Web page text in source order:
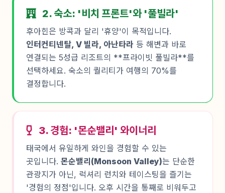
2. 숙소: '비치 프론트'와 '풀빌라'
후아힌은 방콕과 달리 '휴양'이 목적입니다.
인터컨티넨탈, V 빌라, 아난타라 등 해변과 바로
연결되는 5성급 리조트의 **프라이빗 풀빌라**를
선택하세요. 숙소의 퀄리티가 여행의 70%를
결정합니다.
3. 경험: '몬순밸리' 와이너리
태국에서 유일하게 와인을 경험할 수 있는
곳입니다. 몬순밸리(Monsoon Valley)는 단순한
관광지가 아닌, 럭셔리 런치와 테이스팅을 즐기는
'경험의 정점'입니다. 오후 시간을 통째로 비워두고